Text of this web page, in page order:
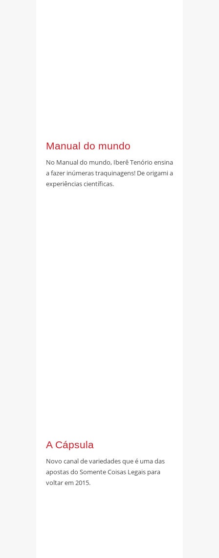
Manual do mundo
No Manual do mundo, Iberê Tenório ensina
a fazer inúmeras traquinagens! De origami a
experiências científicas.
A Cápsula
Novo canal de variedades que é uma das
apostas do Somente Coisas Legais para
voltar em 2015.